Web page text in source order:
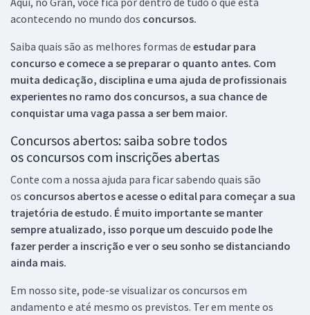
acontecendo no mundo dos concursos.
Saiba quais são as melhores formas de estudar para
concurso e comece a se preparar o quanto antes. Com
muita dedicação, disciplina e uma ajuda de profissionais
experientes no ramo dos concursos, a sua chance de
conquistar uma vaga passa a ser bem maior.
Concursos abertos: saiba sobre todos
os concursos com inscrições abertas
Conte com a nossa ajuda para ficar sabendo quais são
os concursos abertos e acesse o edital para começar a sua
trajetória de estudo. É muito importante se manter
sempre atualizado, isso porque um descuido pode lhe
fazer perder a inscrição e ver o seu sonho se distanciando
ainda mais.
Em nosso site, pode-se visualizar os concursos em
andamento e até mesmo os previstos. Ter em mente os